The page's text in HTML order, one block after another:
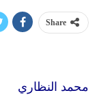
Share
محمد النظاري